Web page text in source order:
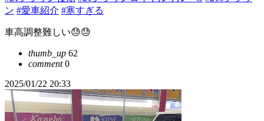
ン #愛車紹介 #寒すぎる
車高調整難しい😓😓
thumb_up 62
comment0
2025/01/22 20:33